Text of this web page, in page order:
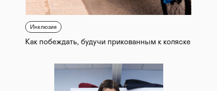
Инклюзия
Как побеждать, будучи прикованным к коляске